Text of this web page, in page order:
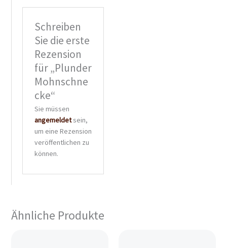
Schreiben
Sie die erste
Rezension
für „Plunder
Mohnschne
cke“
Sie müssen
angemeldetsein,
um eine Rezension
veröffentlichen zu
können.
Ähnliche Produkte